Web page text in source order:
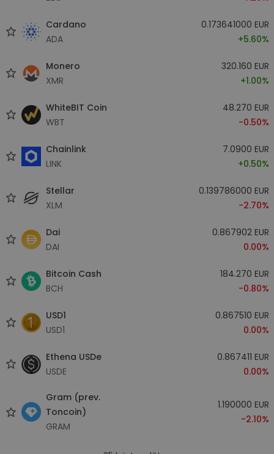
Cardano
ADA
0.173641000 EUR
+5.60%
Monero
XMR
320.160 EUR
+1.00%
WhiteBIT Coin
WBT
48.270 EUR
-0.50%
Chainlink
LINK
7.0900 EUR
+0.50%
Stellar
XLM
0.139786000 EUR
-2.70%
Dai
DAI
0.867902 EUR
0.00%
Bitcoin Cash
BCH
184.270 EUR
-0.80%
USD1
USD1
0.867510 EUR
0.00%
Ethena USDe
USDE
0.867411 EUR
0.00%
Gram (prev.
Toncoin)
GRAM
1.190000 EUR
-2.10%